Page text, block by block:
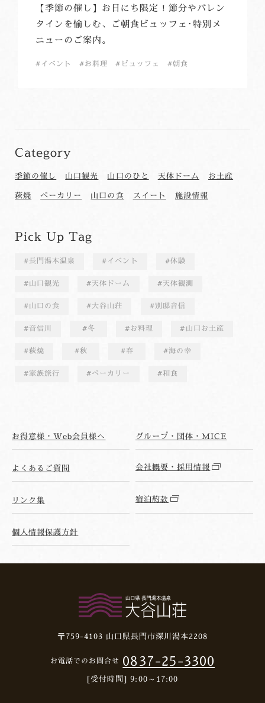
【季節の催し】お日にち限定！節分やバレン
タインを愉しむ、ご朝食ビュッフェ･特別メ
ニューのご案内。
イベント お料理 ビュッフェ 朝食
Category
季節の催し 山口観光 山口のひと 天体ドーム
お土産
萩焼
ベーカリー 山口の食 スイート 施設情報
Pick Up Tag
長門湯本温泉 イベント 体験
山口観光 天体ドーム 天体観測
山口の食 大谷山荘 別邸音信
音信川 冬 お料理 山口お土産
萩焼 秋 春 海の幸
家族旅行 ベーカリー 和食
お得意様・Web会員様へ グループ・団体・MICE
よくあるご質問 会社概要・採用情報
リンク集 宿泊約款
個人情報保護方針
〒759-4103 山口県長門市深川湯本2208
お電話でのお問合せ 0837-25-3300
[受付時間] 9:00～17:00